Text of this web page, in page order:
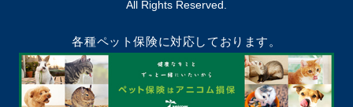
All Rights Reserved.
各種ペット保険に対応しております。